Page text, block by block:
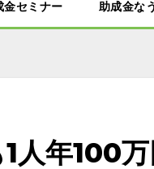
金セミナー 助成金な
1人年100